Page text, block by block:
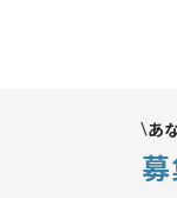
あ